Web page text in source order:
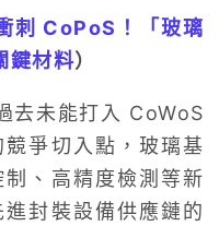
刺 CoPoS！「玻璃
鍵材料）
去未能打入 CoWoS
爭切入點，玻璃基
、高精度檢測等新
封裝設備供應鏈的